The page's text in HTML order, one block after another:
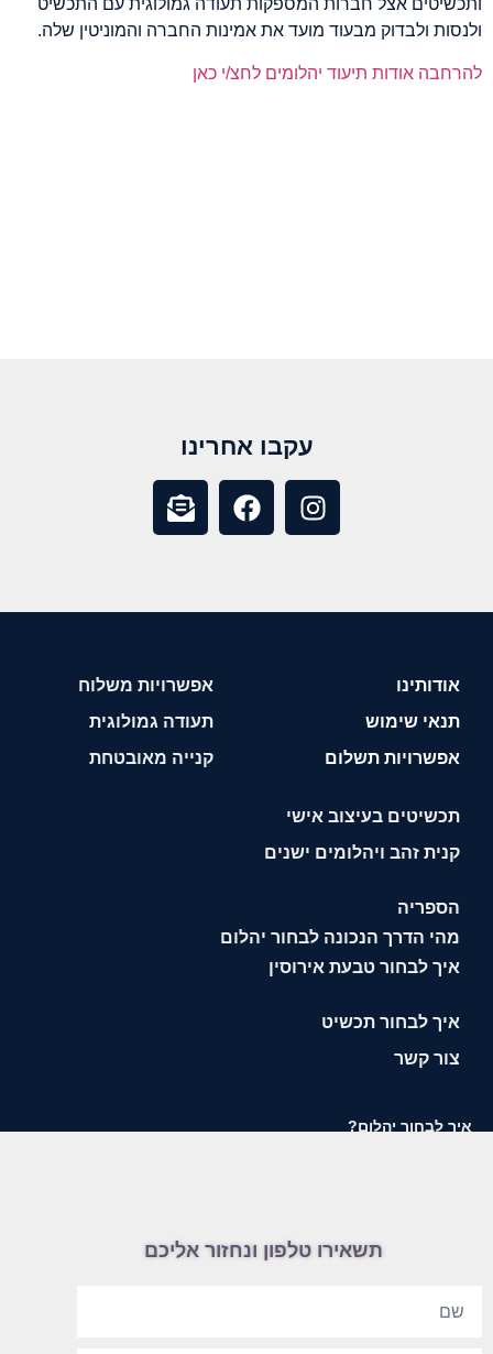
ותכשיטים אצל חברות המספקות תעודה גמולוגית עם התכשיט
ולנסות ולבדוק מבעוד מועד את אמינות החברה והמוניטין שלה.
להרחבה אודות תיעוד יהלומים לחצ/י כאן
עקבו אחרינו
אודותינו
תנאי שימוש
אפשרויות תשלום
אפשרויות משלוח
תעודה גמולוגית
קנייה מאובטחת
תכשיטים בעיצוב אישי
קנית זהב ויהלומים ישנים
הספריה
מהי הדרך הנכונה לבחור יהלום
איך לבחור טבעת אירוסין
איך לבחור תכשיט
צור קשר
איך לבחור יהלום?
תשאירו טלפון ונחזור אליכם